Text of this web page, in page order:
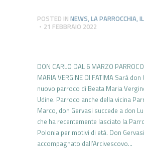
POSTED IN NEWS,LA PARROCCHIA,
21 FEBBRAIO 2022
DON CARLO DAL 6 MARZO
MARIA VERGINE DI FATIMA Sarà
nuovo parroco di Beata Maria
Udine. Parroco anche della vicina
Marco, don Gervasi succede a don
che ha recentemente lasciato la
Polonia per motivi di età. Don
accompagnato dall’Arcivescovo…